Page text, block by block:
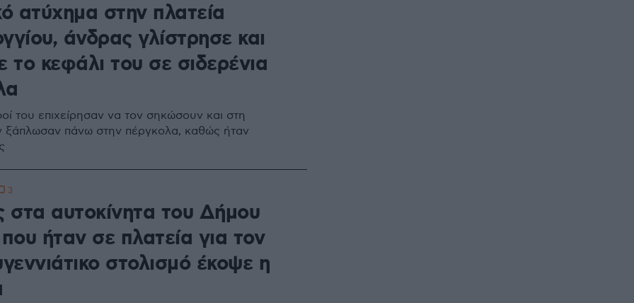
ατύχημα στην πλατεία
άνδρας γλίστρησε και
το κεφάλι του σε σιδερένια
του επιχείρησαν να τον σηκώσουν και στη
ξάπλωσαν πάνω στην πέργκολα, καθώς ήταν
στα αυτοκίνητα του Δήμου
ήταν σε πλατεία για τον
στολισμό έκοψε η
3